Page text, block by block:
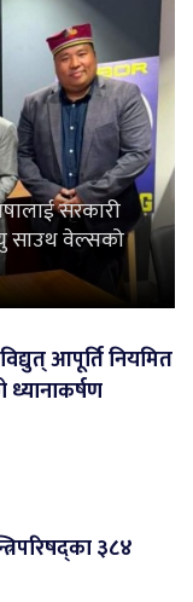
सरकारी
साउथ वेल्सको
आपूर्ति नियमित
३८४